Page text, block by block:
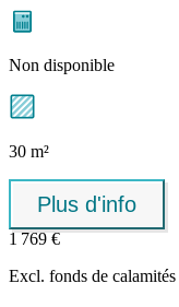
Non disponible
30 m²
Plus d'info
1 769 €
Excl. fonds de calamités